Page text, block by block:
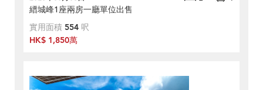
縉城峰1座兩房一廳單位出售
實用面積 554 呎
HK$ 1,850萬